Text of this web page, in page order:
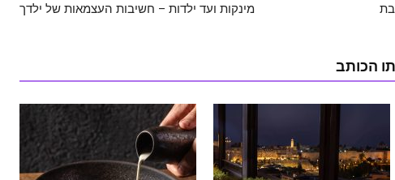
מינקות ועד ילדות – חשיבות העצמאות של ילדך
הכותב